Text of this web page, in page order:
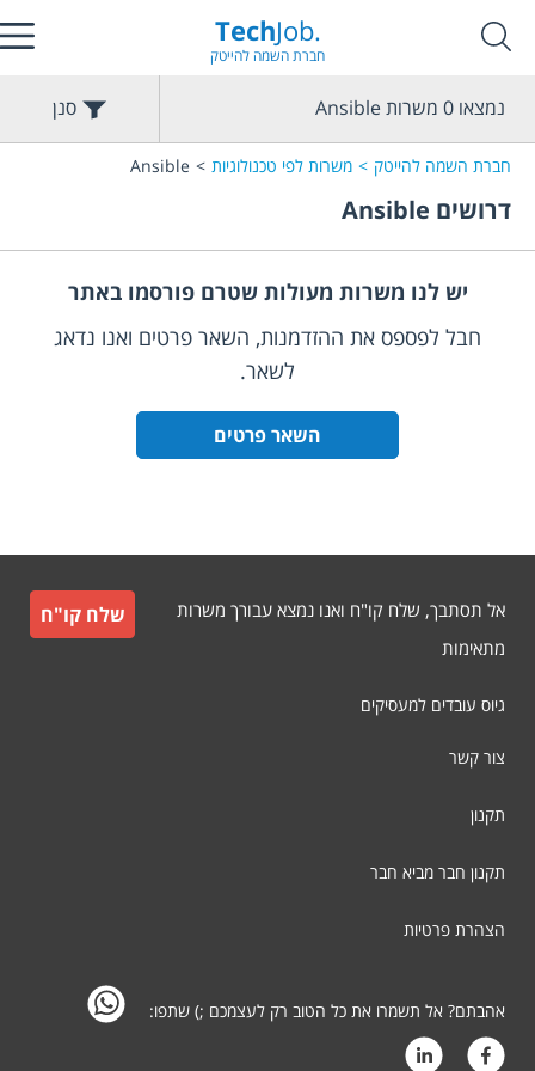
TechJob.
חברת השמה להייטק
חברת השמה להייטק משרות לפי טכנולוגיות Ansible
דרושים Ansible
נמצאו 0 משרותAnsible סנן
יש לנו משרות מעולות שטרם פורסמו באתר
חבל לפספס את ההזדמנות, השאר פרטים ואנו נדאג
לשאר.
השאר פרטים
אל תסתבך, שלח קו"ח ואנו נמצא עבורך משרות
מתאימות
שלח קו"ח
גיוס עובדים למעסיקים
צור קשר
תקנון
תקנון חבר מביא חבר
הצהרת פרטיות
אהבתם? אל תשמרו את כל הטוב רק לעצמכם ;) שתפו: